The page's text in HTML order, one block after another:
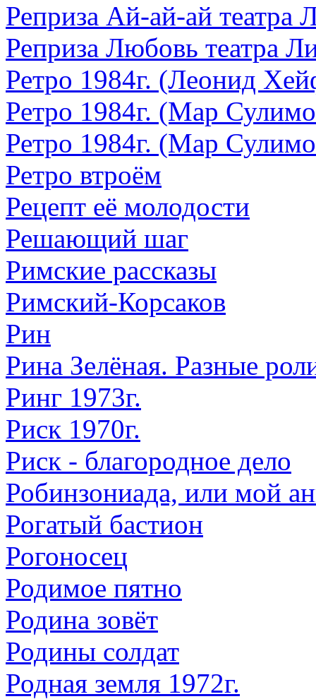
Реприза Ай-ай-ай театра
Реприза Любовь театра
Ретро 1984г. (Леонид
Ретро 1984г. (Мар
Ретро 1984г. (Мар
Ретро втроём
Рецепт её молодости
Решающий шаг
Римские рассказы
Римский-Корсаков
Рин
Рина Зелёная. Разные
Ринг 1973г.
Риск 1970г.
Риск - благородное дело
Робинзониада, или мой
Рогатый бастион
Рогоносец
Родимое пятно
Родина зовёт
Родины солдат
Родная земля 1972г.